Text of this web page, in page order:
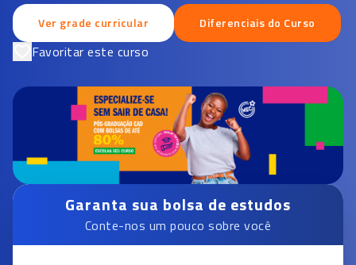
Ver grade curricular Diferenciais do Curso
Favoritar este curso
Garanta sua bolsa de estudos
Conte-nos um pouco sobre você